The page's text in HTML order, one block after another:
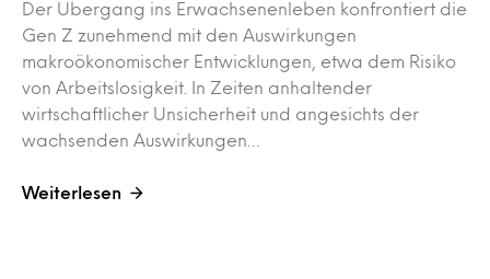
Der Übergang ins Erwachsenenleben konfrontiert die
Gen Z zunehmend mit den Auswirkungen
makroökonomischer Entwicklungen, etwa dem Risiko
von Arbeitslosigkeit. In Zeiten anhaltender
wirtschaftlicher Unsicherheit und angesichts der
wachsenden Auswirkungen…
Weiterlesen